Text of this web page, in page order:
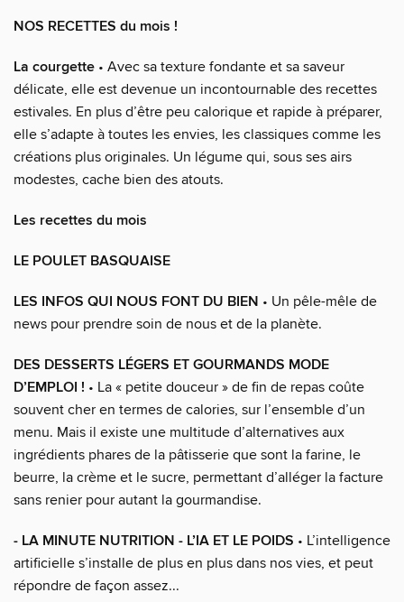
NOS RECETTES du mois !
La courgette • Avec sa texture fondante et sa saveur
délicate, elle est devenue un incontournable des recettes
estivales. En plus d’être peu calorique et rapide à préparer,
elle s’adapte à toutes les envies, les classiques comme les
créations plus originales. Un légume qui, sous ses airs
modestes, cache bien des atouts.
Les recettes du mois
LE POULET BASQUAISE
LES INFOS QUI NOUS FONT DU BIEN • Un pêle-mêle de
news pour prendre soin de nous et de la planète.
DES DESSERTS LÉGERS ET GOURMANDS MODE
D’EMPLOI ! • La « petite douceur » de fin de repas coûte
souvent cher en termes de calories, sur l’ensemble d’un
menu. Mais il existe une multitude d’alternatives aux
ingrédients phares de la pâtisserie que sont la farine, le
beurre, la crème et le sucre, permettant d’alléger la facture
sans renier pour autant la gourmandise.
- LA MINUTE NUTRITION - L’IA ET LE POIDS • L’intelligence
artificielle s’installe de plus en plus dans nos vies, et peut
répondre de façon assez...